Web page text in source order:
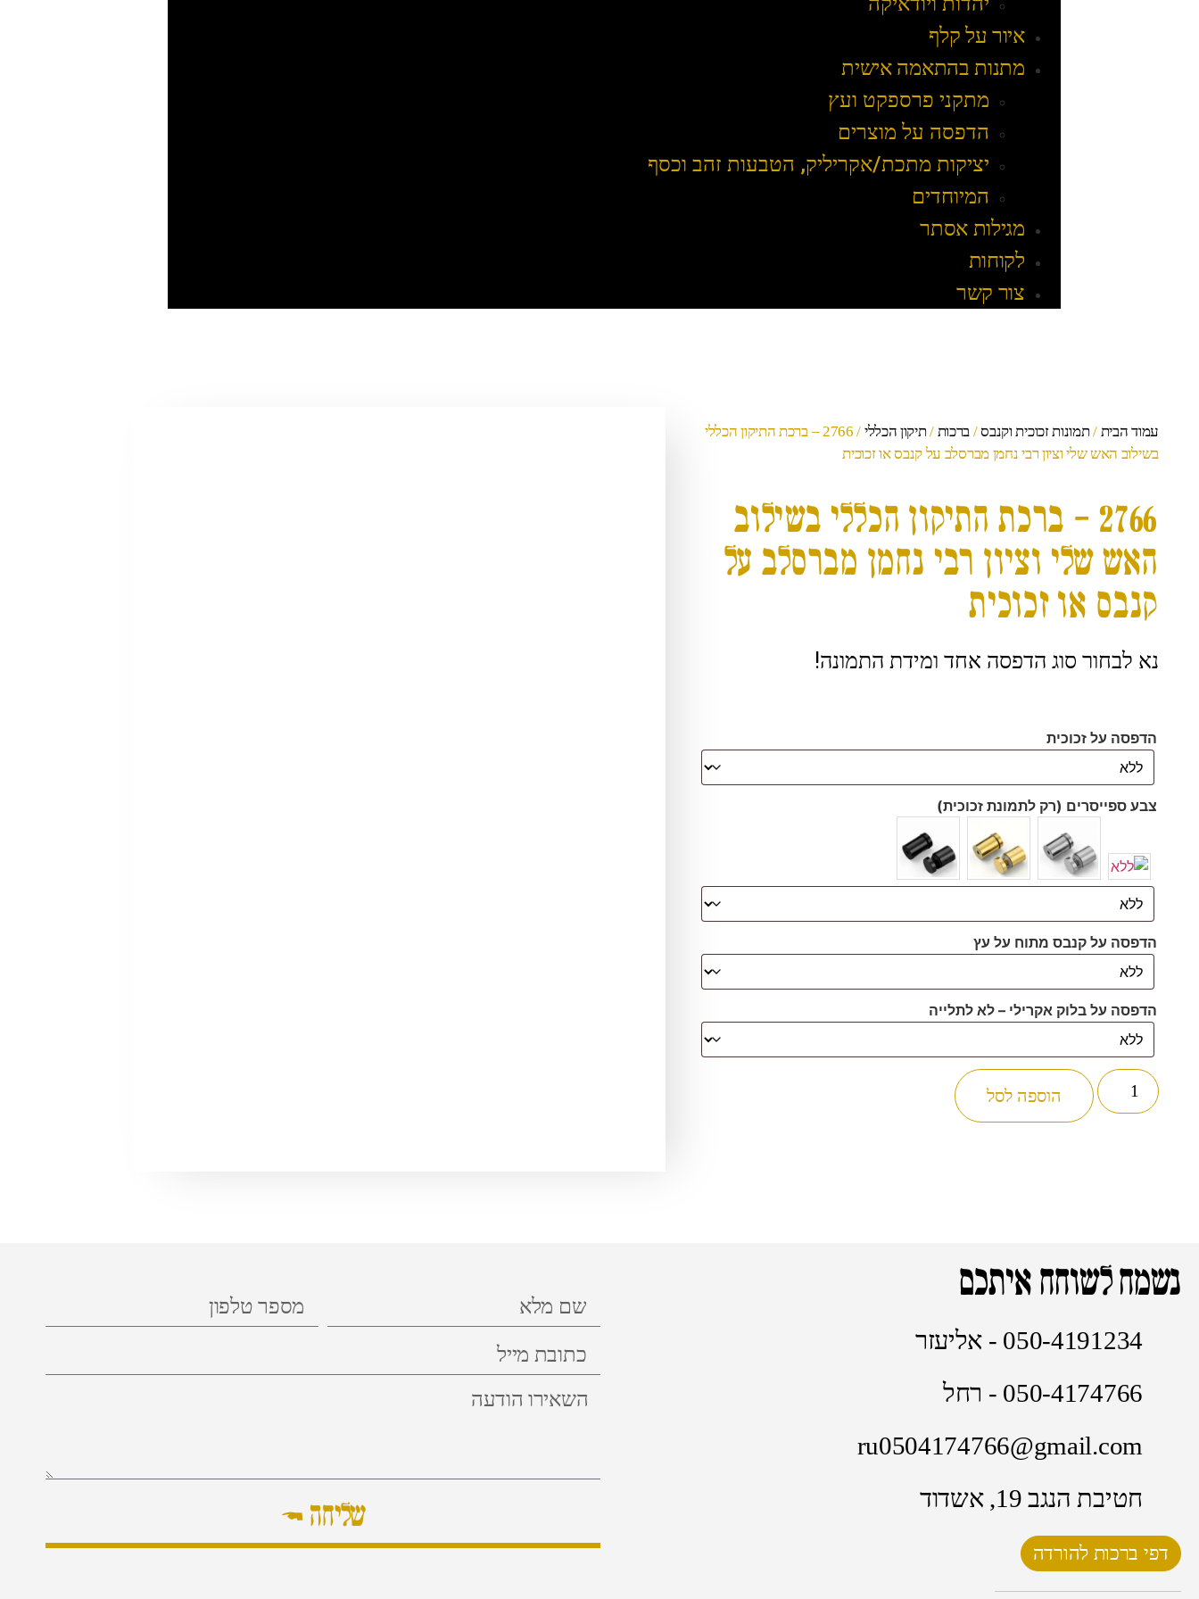
איור על קלף
מתנות בהתאמה אישית
מתקני פרספקט ועץ
הדפסה על מוצרים
יציקות מתכת/אקריליק, הטבעות זהב וכסף
המיוחדים
מגילות אסתר
לקוחות
צור קשר
עמוד הבית /תמונות זכוכית וקנבס/ ברכות /תיקון הכללי
/ 2766 – ברכת התיקון הכללי
בשילוב האש שלי וציון רבי נחמן מברסלב על קנבס או זכוכית
2766 – ברכת התיקון הכללי בשילוב
האש שלי וציון רבי נחמן מברסלב על
קנבס או זכוכית
נא לבחור סוג הדפסה אחד ומידת התמונה!
הדפסה על זכוכית
צבע ספייסרים (רק לתמונת זכוכית)
הדפסה על קנבס מתוח על עץ
הדפסה על בלוק אקרילי – לא לתלייה
הוספה לסל
נשמח לשוחח איתכם
050-4191234 - אליעזר
050-4174766 - רחל
ru0504174766@gmail.com
חטיבת הנגב 19, אשדוד
דפי ברכות להורדה
שליחה ←